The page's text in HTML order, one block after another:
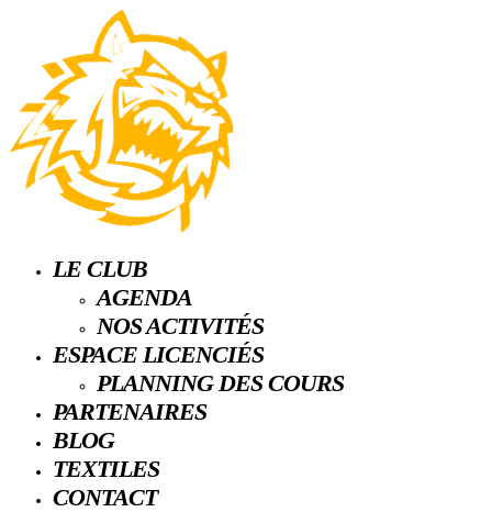
LE CLUB
AGENDA
NOS ACTIVITÉS
ESPACE LICENCIÉS
PLANNING DES COURS
PARTENAIRES
BLOG
TEXTILES
CONTACT